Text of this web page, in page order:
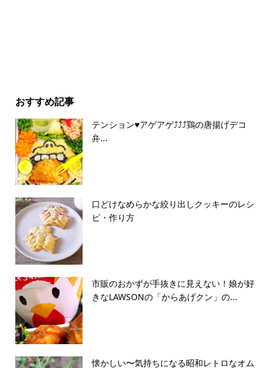
おすすめ記事
テンション♥アゲアゲ⤴︎⤴︎⤴︎鶏の唐揚げデコ
弁...
口どけなめらかな絞り出しクッキーのレシ
ピ・作り方
市販のおかずが手抜きに見えない！娘が好
きなLAWSONの「からあげクン」の...
懐かしい〜気持ちになる昭和レトロなオム